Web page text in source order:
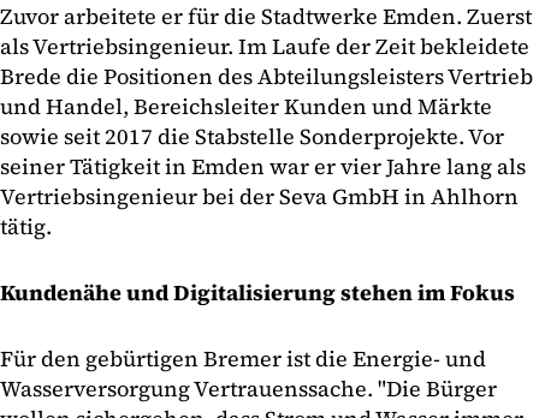
Zuvor arbeitete er für die Stadtwerke Emden. Zuerst
als Vertriebsingenieur. Im Laufe der Zeit bekleidete
Brede die Positionen des Abteilungsleisters Vertrieb
und Handel, Bereichsleiter Kunden und Märkte
sowie seit 2017 die Stabstelle Sonderprojekte. Vor
seiner Tätigkeit in Emden war er vier Jahre lang als
Vertriebsingenieur bei der Seva GmbH in Ahlhorn
tätig.
Kundenähe und Digitalisierung stehen im Fokus
Für den gebürtigen Bremer ist die Energie- und
Wasserversorgung Vertrauenssache. "Die Bürger